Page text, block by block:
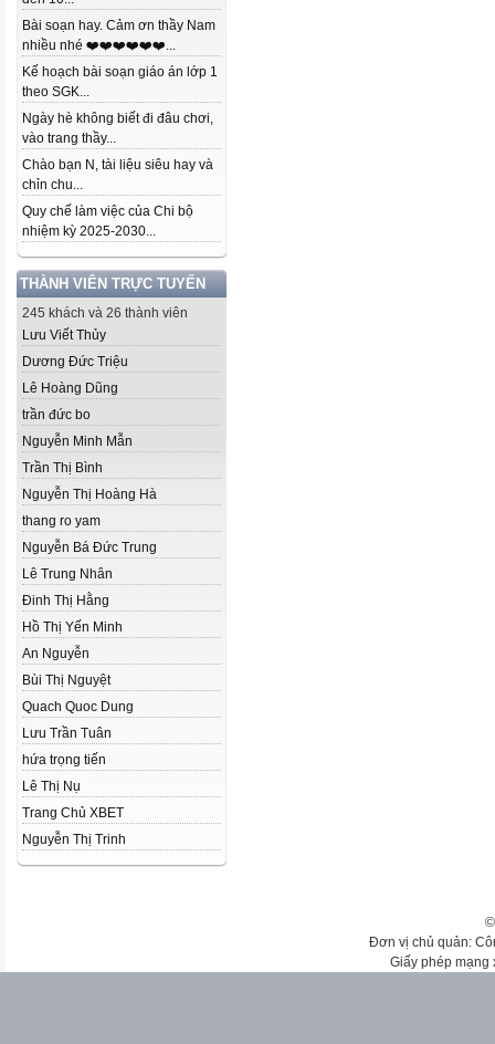
Bài soạn hay. Cảm ơn thầy Nam
nhiều nhé ❤️❤️❤️❤️❤️❤️...
Kế hoạch bài soạn giáo án lớp 1
theo SGK...
Ngày hè không biết đi đâu chơi,
vào trang thầy...
Chào bạn N, tài liệu siêu hay và
chỉn chu...
Quy chế làm việc của Chi bộ
nhiệm kỳ 2025-2030...
THÀNH VIÊN TRỰC TUYẾN
245 khách và 26 thành viên
Lưu Viết Thủy
Dương Đức Triệu
Lê Hoàng Dũng
trần đức bo
Nguyễn Minh Mẫn
Trần Thị Bình
Nguyễn Thị Hoàng Hà
thang ro yam
Nguyễn Bá Đức Trung
Lê Trung Nhân
Đinh Thị Hằng
Hồ Thị Yến Minh
An Nguyễn
Bùi Thị Nguyệt
Quach Quoc Dung
Lưu Trần Tuân
hứa trọng tiến
Lê Thị Nụ
Trang Chủ XBET
Nguyễn Thị Trinh
Đơn vị chủ quản:
Giấy phép mạng